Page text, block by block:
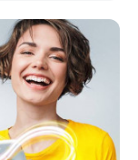
поменять
SIM-карты
и телефона с
*444# с
скорости
условиям